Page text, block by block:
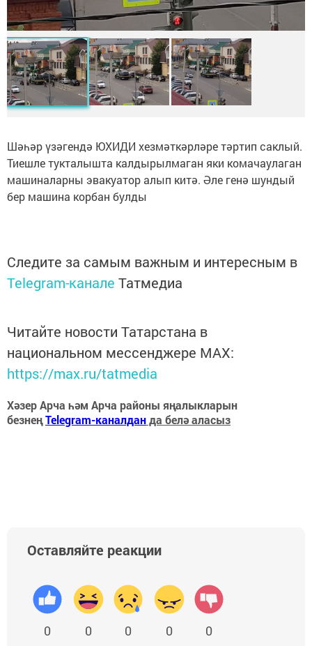
Шәһәр үзәгендә ЮХИДИ хезмәткәрләре тәртип саклый.
Тиешле тукталышта калдырылмаган яки комачаулаган
машиналарны эвакуатор алып китә. Әле генә шундый
бер машина корбан булды
Следите за самым важным и интересным в
Telegram-канале Татмедиа
Читайте новости Татарстана в
национальном мессенджере MАХ:
https://max.ru/tatmedia
Хәзер Арча һәм Арча районы яңалыкларын
безнеңTelegram-каналданда белә аласыз
Оставляйте реакции
0 0 0 0 0